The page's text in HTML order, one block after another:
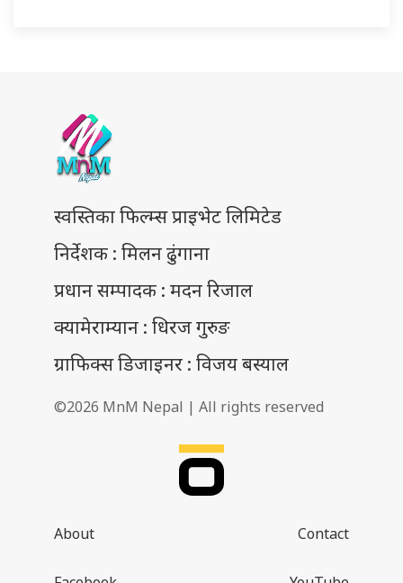
स्वस्तिका फिल्म्स प्राइभेट लिमिटेड
निर्देशक : मिलन ढुंगाना
प्रधान सम्पादक : मदन रिजाल
क्यामेराम्यान : धिरज गुरुङ
ग्राफिक्स डिजाइनर : विजय बस्याल
©2026 MnM Nepal | All rights reserved
About Contact